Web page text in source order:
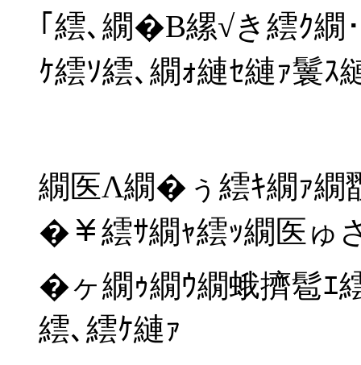
｢繧､繝�Β縲√き繧ｸ繝
ｹ繧ｿ繧､繝ｫ縺ｾ縺ｧ鬟
繝医Λ繝�ぅ繧ｷ繝ｧ
�￥繧ｻ繝ｬ繧ｯ繝医ゅ
�ヶ繝ｩ繝ｳ繝蛾擠髱ｴ
繧､繧ｹ縺ｧ